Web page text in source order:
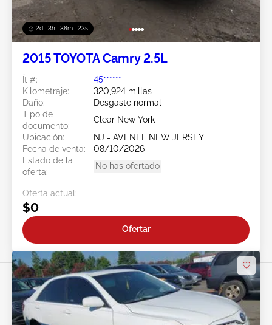
2d : 3h : 38m : 20s
2015 TOYOTA Camry 2.5L
Ít #:
45******
Kilometraje:
320,924 millas
Daño:
Desgaste normal
Tipo de
documento:
Clear New York
Ubicación:
NJ - AVENEL NEW JERSEY
Fecha de venta:
08/10/2026
Estado de la
oferta:
No has ofertado
Oferta actual:
$0
Ofertar